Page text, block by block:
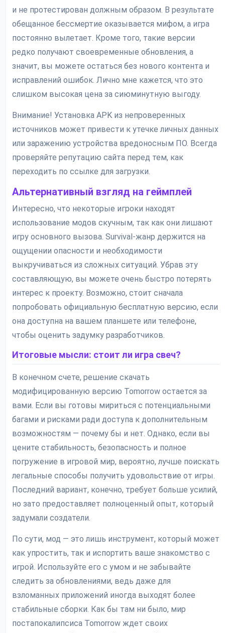
и не протестирован должным образом. В результате
обещанное бессмертие оказывается мифом, а игра
постоянно вылетает. Кроме того, такие версии
редко получают своевременные обновления, а
значит, вы можете остаться без нового контента и
исправлений ошибок. Лично мне кажется, что это
слишком высокая цена за сиюминутную выгоду.
Внимание! Установка APK из непроверенных
источников может привести к утечке личных данных
или заражению устройства вредоносным ПО. Всегда
проверяйте репутацию сайта перед тем, как
переходить по ссылке для загрузки.
Альтернативный взгляд на геймплей
Интересно, что некоторые игроки находят
использование модов скучным, так как они лишают
игру основного вызова. Survival-жанр держится на
ощущении опасности и необходимости
выкручиваться из сложных ситуаций. Убрав эту
составляющую, вы можете очень быстро потерять
интерес к проекту. Возможно, стоит сначала
попробовать официальную бесплатную версию, если
она доступна на вашем планшете или телефоне,
чтобы оценить задумку разработчиков.
Итоговые мысли: стоит ли игра свеч?
В конечном счете, решение скачать
модифицированную версию Tomorrow остается за
вами. Если вы готовы мириться с потенциальными
багами и рисками ради доступа к дополнительным
возможностям — почему бы и нет. Однако, если вы
цените стабильность, безопасность и полное
погружение в игровой мир, вероятно, лучше поискать
легальные способы получить удовольствие от игры.
Последний вариант, конечно, требует больше усилий,
но зато предоставляет полноценный опыт, который
задумали создатели.
По сути, мод — это лишь инструмент, который может
как упростить, так и испортить ваше знакомство с
игрой. Используйте его с умом и не забывайте
следить за обновлениями, ведь даже для
взломанных приложений иногда выходят более
стабильные сборки. Как бы там ни было, мир
постапокалипсиса Tomorrow ждет своих